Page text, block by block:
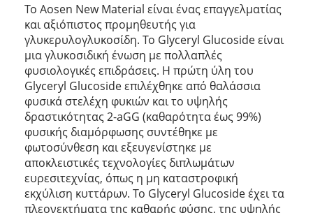
Το Aosen New Material είναι ένας επαγγελματίας
και αξιόπιστος προμηθευτής για
γλυκερυλογλυκοσίδη. Το Glyceryl Glucoside είναι
μια γλυκοσιδική ένωση με πολλαπλές
φυσιολογικές επιδράσεις. Η πρώτη ύλη του
Glyceryl Glucoside επιλέχθηκε από θαλάσσια
φυσικά στελέχη φυκιών και το υψηλής
δραστικότητας 2-aGG (καθαρότητα έως 99%)
φυσικής διαμόρφωσης συντέθηκε με
φωτοσύνθεση και εξευγενίστηκε με
αποκλειστικές τεχνολογίες διπλωμάτων
ευρεσιτεχνίας, όπως η μη καταστροφική
εκχύλιση κυττάρων. Το Glyceryl Glucoside έχει τα
πλεονεκτήματα της καθαρής φύσης, της υψηλής